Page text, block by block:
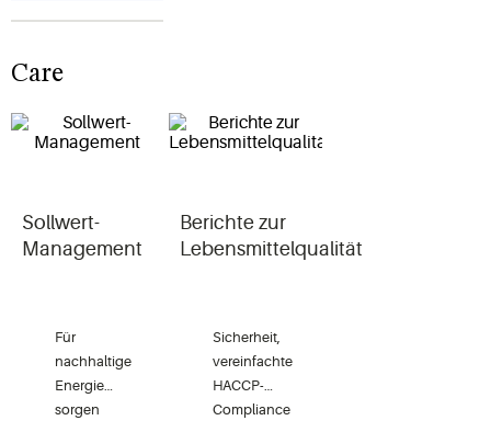
Senkung
Wartungskosten
Care
Sollwert-
Management
Für
nachhaltige
Energieeinsparungen
sorgen
Berichte zur
Lebensmittelqualität
Sicherheit,
vereinfachte
HACCP-
Compliance